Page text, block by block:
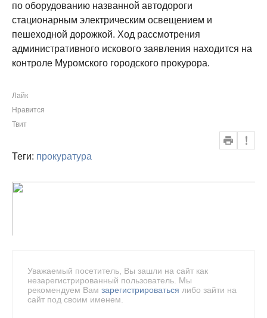
по оборудованию названной автодороги
стационарным электрическим освещением и
пешеходной дорожкой. Ход рассмотрения
административного искового заявления находится на
контроле Муромского городского прокурора.
Лайк
Нравится
Твит
Теги: прокуратура
Уважаемый посетитель, Вы зашли на сайт как
незарегистрированный пользователь. Мы
рекомендуем Вам зарегистрироваться либо зайти на
сайт под своим именем.